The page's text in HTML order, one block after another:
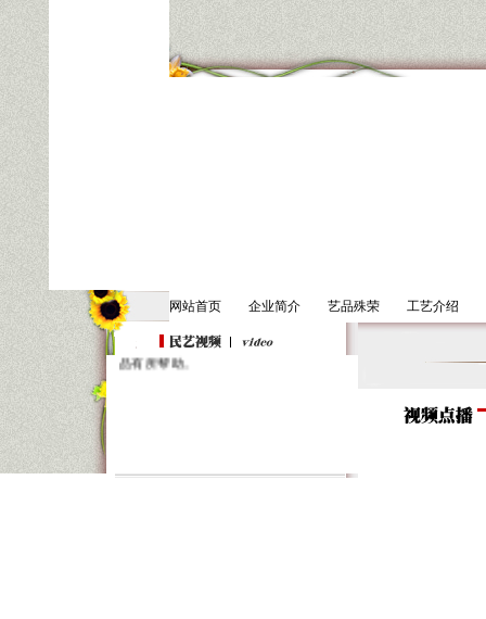
网站首页 企业简介 艺品殊荣 工艺介绍
各位新老朋友您好：
我们为您推出凤翔民间工艺美术品视
频栏目，希望能为您了解陕西民间工艺
品有所帮助。